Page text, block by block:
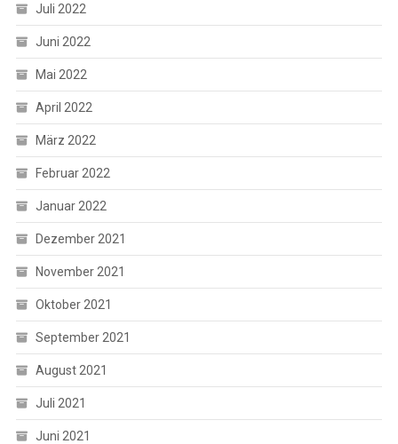
Juli 2022
Juni 2022
Mai 2022
April 2022
März 2022
Februar 2022
Januar 2022
Dezember 2021
November 2021
Oktober 2021
September 2021
August 2021
Juli 2021
Juni 2021